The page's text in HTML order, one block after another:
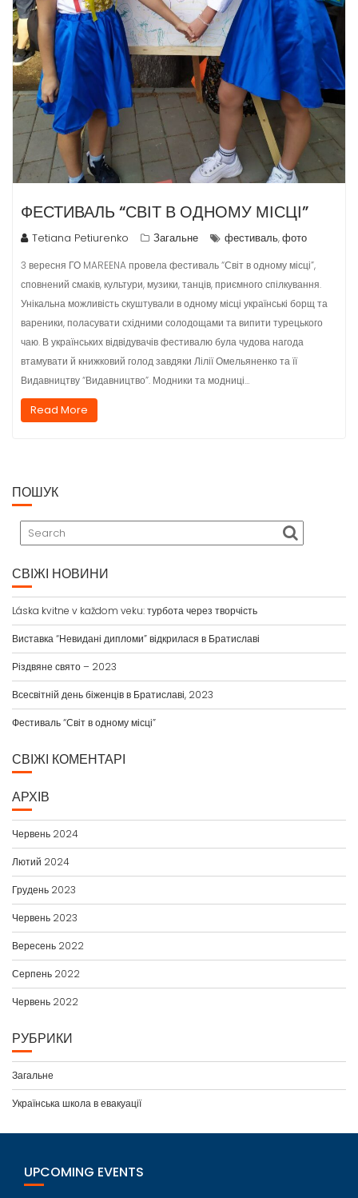
ФЕСТИВАЛЬ “СВІТ В ОДНОМУ МІСЦІ”
Tetiana Petiurenko Загальне фестиваль,фото
3 вересня ГО MAREENA провела фестиваль “Світ в одному місці”,
сповнений смаків, культури, музики, танців, приємного спілкування.
Унікальна можливість скуштували в одному місці українські борщ та
вареники, поласувати східними солодощами та випити турецького
чаю. В українських відвідувачів фестивалю була чудова нагода
втамувати й книжковий голод завдяки Лілії Омельяненко та її
Видавництву “Видавництво”. Модники та модниці…
Read More
ПОШУК
СВІЖІ НОВИНИ
Láska kvitne v každom veku: турбота через творчість
Виставка “Невидані дипломи” відкрилася в Братиславі
Різдвяне свято – 2023
Всесвітній день біженців в Братиславі, 2023
Фестиваль “Світ в одному місці”
СВІЖІ КОМЕНТАРІ
АРХІВ
Червень 2024
Лютий 2024
Грудень 2023
Червень 2023
Вересень 2022
Серпень 2022
Червень 2022
РУБРИКИ
Загальне
Українська школа в евакуації
UPCOMING EVENTS